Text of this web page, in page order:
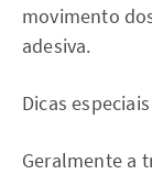
movimento
adesiva.
Dicas
Geralmente a